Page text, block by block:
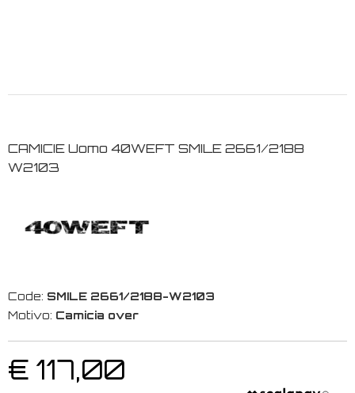
CAMICIE Uomo 40WEFT SMILE 2661/2188
W2103
Code: SMILE 2661/2188-W2103
Motivo: Camicia over
€ 117,00